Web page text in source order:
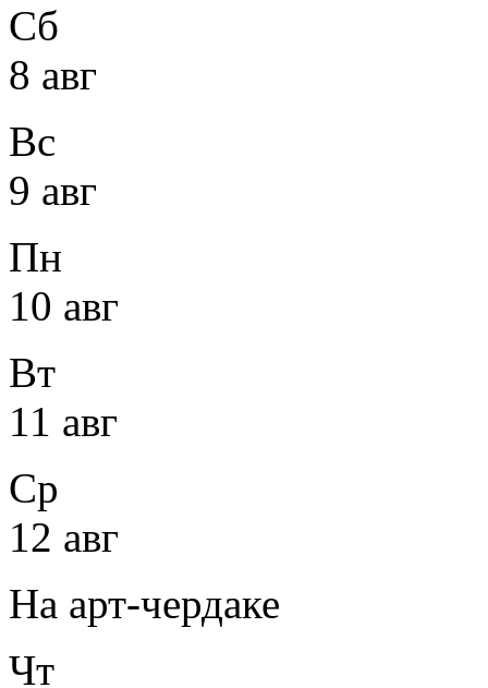
Сб
8 авг
Вс
9 авг
Пн
10 авг
Вт
11 авг
Ср
12 авг
На арт-чердаке
Чт